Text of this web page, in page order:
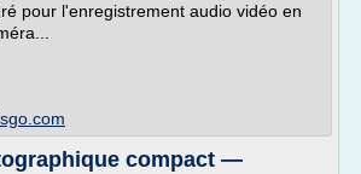
pour l'enregistrement audio vidéo en
compact —